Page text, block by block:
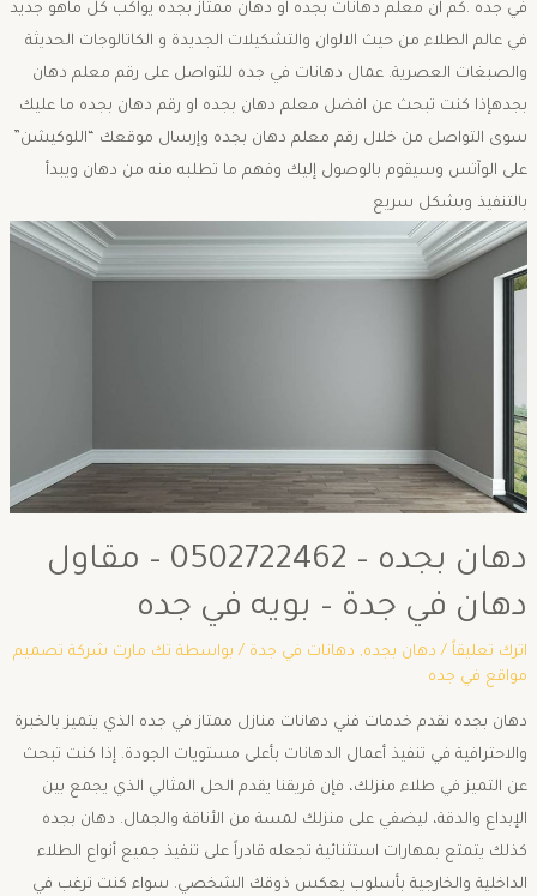
في جده .كم ان معلم دهانات بجده او دهان ممتاز بجده يواكب كل ماهو جديد
في عالم الطلاء من حيث الالوان والتشكيلات الجديدة و الكاتالوجات الحديثة
والصبغات العصرية. عمال دهانات في جده للتواصل على رقم معلم دهان
بجدهإذا كنت تبحث عن افضل معلم دهان بجده او رقم دهان بجده ما عليك
سوى التواصل من خلال رقم معلم دهان بجده وإرسال موقعك “اللوكيشن”
على الوآتس وسيقوم بالوصول إليك وفهم ما تطلبه منه من دهان ويبدأ
بالتنفيذ وبشكل سريع
دهان بجده – 0502722462 – مقاول
دهان في جدة – بويه في جده
اترك تعليقاً / دهان بجده, دهانات في جدة / بواسطة تك مارت شركة تصميم
مواقع في جده
دهان بجده نقدم خدمات فني دهانات منازل ممتاز في جده الذي يتميز بالخبرة
والاحترافية في تنفيذ أعمال الدهانات بأعلى مستويات الجودة. إذا كنت تبحث
عن التميز في طلاء منزلك، فإن فريقنا يقدم الحل المثالي الذي يجمع بين
الإبداع والدقة، ليضفي على منزلك لمسة من الأناقة والجمال. دهان بجده
كذلك يتمتع بمهارات استثنائية تجعله قادراً على تنفيذ جميع أنواع الطلاء
الداخلية والخارجية بأسلوب يعكس ذوقك الشخصي. سواء كنت ترغب في